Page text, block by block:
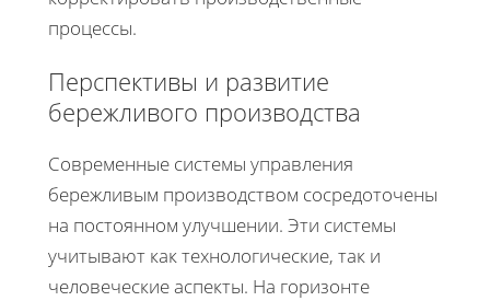
процессы.
Перспективы и развитие
бережливого производства
Современные системы управления
бережливым производством сосредоточены
на постоянном улучшении. Эти системы
учитывают как технологические, так и
человеческие аспекты. На горизонте